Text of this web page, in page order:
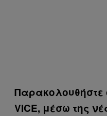
Παρακολουθήστε
VICE, μέσω της